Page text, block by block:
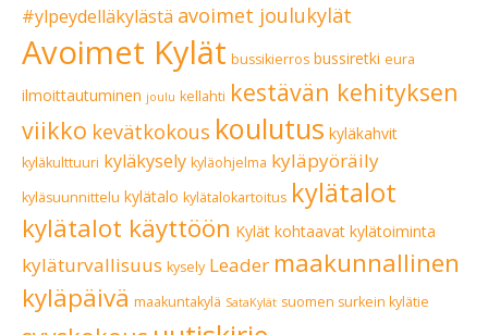
#ylpeydelläkylästä avoimet joulukylät
Avoimet Kylät bussikierros bussiretki eura
ilmoittautuminen joulu kellahti kestävän kehityksen
viikko kevätkokous koulutus kyläkahvit
kyläkulttuuri kyläkysely kyläohjelma kyläpyöräily
kyläsuunnittelu kylätalo kylätalokartoitus kylätalot
kylätalot käyttöön Kylät kohtaavat kylätoiminta
kyläturvallisuus kysely Leader maakunnallinen
kyläpäivä maakuntakylä SataKylät suomen surkein kylätie